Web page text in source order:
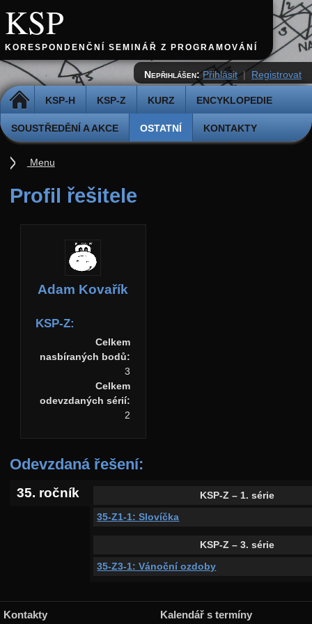
KSP
KORESPONDENČNÍ SEMINÁŘ Z PROGRAMOVÁNÍ
DOMŮ KSP-H KSP-Z KURZ ENCYKLOPEDIE
SOUSTŘEDĚNÍ A AKCE OSTATNÍ KONTAKTY
Nepřihlášen: Přihlásit | Registrovat
Profil řešitele
Adam Kovařík
KSP-Z:
Celkem
nasbíraných bodů:
3
Celkem
odevzdaných sérií:
2
Odevzdaná řešení:
35. ročník
KSP-Z – 1. série
35-Z1-1: Slovíčka
KSP-Z – 3. série
35-Z3-1: Vánoční ozdoby
Menu
Kontakty Kalendář s termíny